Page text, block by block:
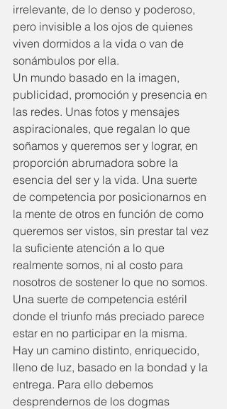
irrelevante, de lo denso y poderoso,
pero invisible a los ojos de quienes
viven dormidos a la vida o van de
sonámbulos por ella.
Un mundo basado en la imagen,
publicidad, promoción y presencia en
las redes. Unas fotos y mensajes
aspiracionales, que regalan lo que
soñamos y queremos ser y lograr, en
proporción abrumadora sobre la
esencia del ser y la vida. Una suerte
de competencia por posicionarnos en
la mente de otros en función de como
queremos ser vistos, sin prestar tal vez
la suficiente atención a lo que
realmente somos, ni al costo para
nosotros de sostener lo que no somos.
Una suerte de competencia estéril
donde el triunfo más preciado parece
estar en no participar en la misma.
Hay un camino distinto, enriquecido,
lleno de luz, basado en la bondad y la
entrega. Para ello debemos
desprendernos de los dogmas